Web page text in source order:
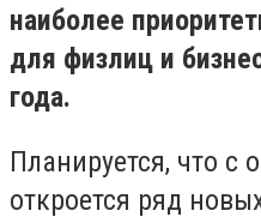
наиболее
для физлиц и
года.
Планируется, что с
откроется ряд